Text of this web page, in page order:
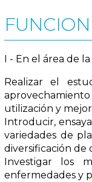
I - En el área de
Realizar el
utilización y
Introducir,
variedades de
diversificación de
Investigar los
enfermedades y